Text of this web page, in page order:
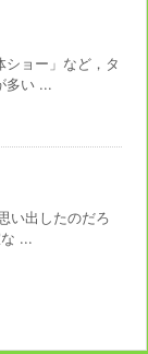
ョー」など，タ
多い ...
い出したのだろ
...